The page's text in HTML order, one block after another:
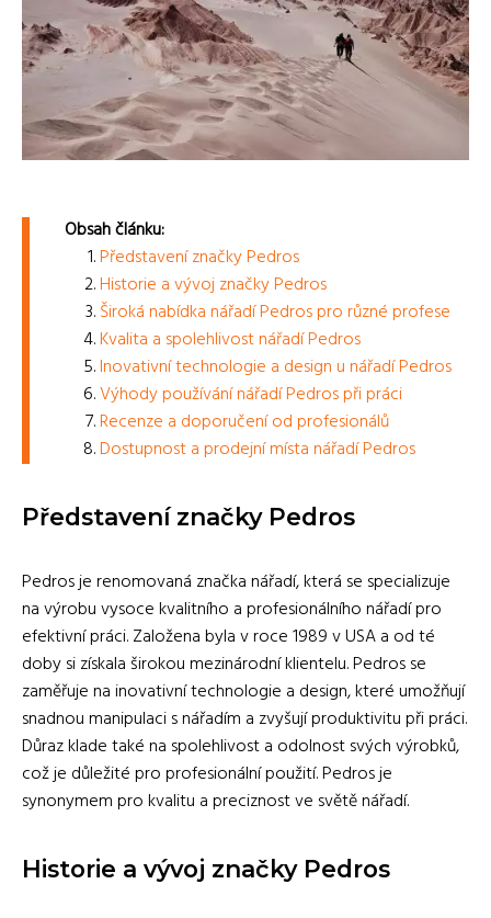
Obsah článku:
Představení značky Pedros
Historie a vývoj značky Pedros
Široká nabídka nářadí Pedros pro různé profese
Kvalita a spolehlivost nářadí Pedros
Inovativní technologie a design u nářadí Pedros
Výhody používání nářadí Pedros při práci
Recenze a doporučení od profesionálů
Dostupnost a prodejní místa nářadí Pedros
Představení značky Pedros
Pedros je renomovaná značka nářadí, která se specializuje
na výrobu vysoce kvalitního a profesionálního nářadí pro
efektivní práci. Založena byla v roce 1989 v USA a od té
doby si získala širokou mezinárodní klientelu. Pedros se
zaměřuje na inovativní technologie a design, které umožňují
snadnou manipulaci s nářadím a zvyšují produktivitu při práci.
Důraz klade také na spolehlivost a odolnost svých výrobků,
což je důležité pro profesionální použití. Pedros je
synonymem pro kvalitu a preciznost ve světě nářadí.
Historie a vývoj značky Pedros